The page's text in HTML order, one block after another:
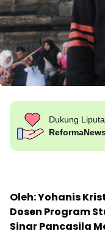
Dukung
Oleh: Yohanis
Dosen Program
Sinar Pancasila